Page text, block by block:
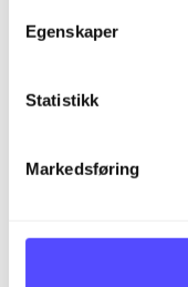
Egenskaper
Statistikk
Markedsføring
generere tillegg